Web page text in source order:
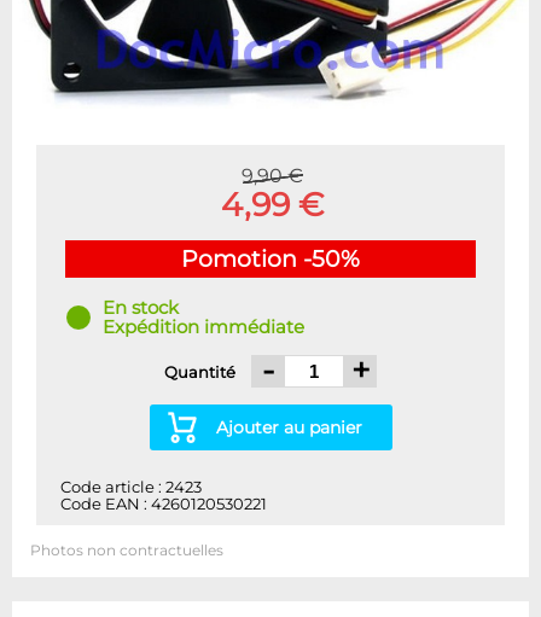
9,90 €
4,99 €
Pomotion -50%
En stock
Expédition immédiate
Quantité - +
Ajouter au panier
Code article : 2423
Code EAN : 4260120530221
Photos non contractuelles